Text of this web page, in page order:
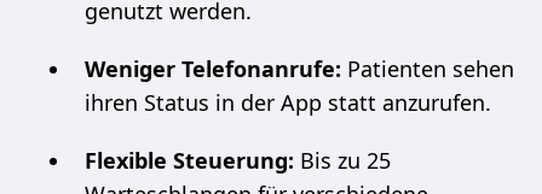
genutzt werden.
Weniger Telefonanrufe: Patienten sehen
ihren Status in der App statt anzurufen.
Flexible Steuerung: Bis zu 25